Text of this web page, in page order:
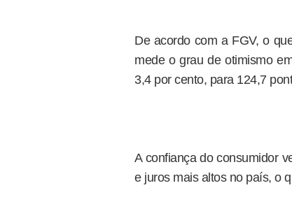
De acordo com a FGV, o
mede o grau de otimismo
3,4 por cento, para 124,7
A confiança do consumidor
e juros mais altos no país, o